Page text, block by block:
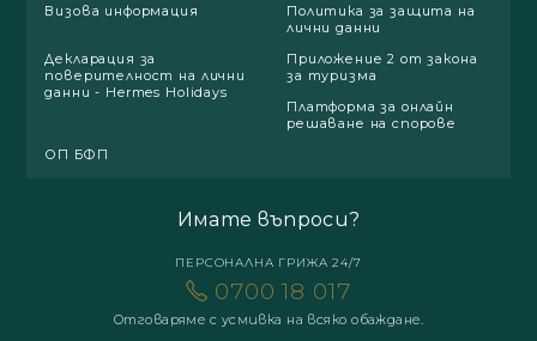
Визова информация
Политика за защита на
лични данни
Декларация за
поверителност на лични
данни - Hermes Holidays
Приложение 2 от закона
за туризма
Платформа за онлайн
решаване на спорове
ОП БФП
Имате въпроси?
ПЕРСОНАЛНА ГРИЖА 24/7
0700 18 017
Отговаряме с усмивка на всяко обаждане.